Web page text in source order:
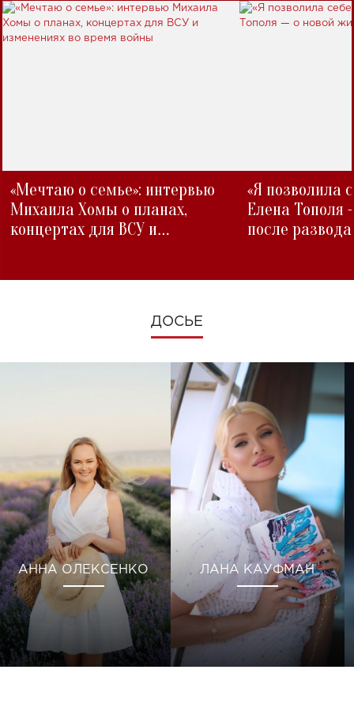
«Мечтаю о семье»: интервью
Михаила Хомы о планах,
концертах для ВСУ и
«Я позволила
Елена Тополя
после развода
ДОСЬЕ
АННА ОЛЕКСЕНКО ЛАНА КАУФМАН